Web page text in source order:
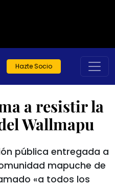
Hazte Socio
a resistir la
Wallmapu
pública entregada a
mapuche de
«a todos los